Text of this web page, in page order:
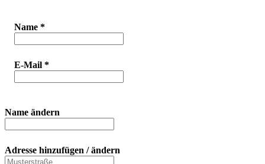
Name *
E-Mail *
Name ändern
Adresse hinzufügen / ändern